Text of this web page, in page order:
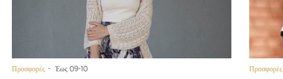
Προσφορές Έως 09-10 Προσφορές